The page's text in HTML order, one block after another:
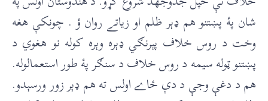
شان پۀ پښتنو هم ډېر ظلم او زياتے روان ؤ . چونکې هغه
وخت د روس خلاف پېرنګي ډېره وېره کوله نو هغوي د
پښتنو ټوله سيمه د روس خلاف د سنګر پۀ طور استعمالوله.
هم د دغې وجې د دې ځاے اولس ته هم ډېر زور ورسېدو.